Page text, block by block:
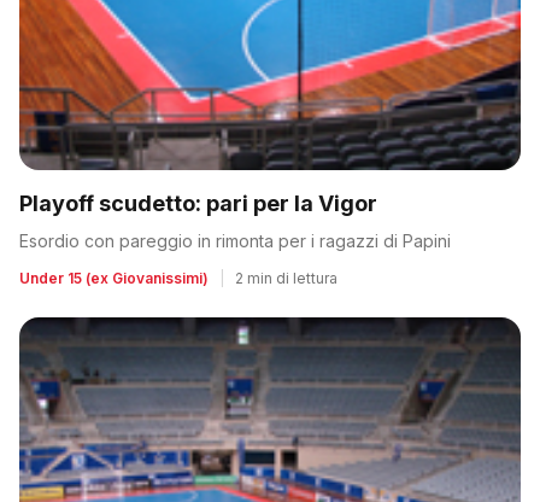
Playoff scudetto: pari per la Vigor
Esordio con pareggio in rimonta per i ragazzi di Papini
Under 15 (ex Giovanissimi) 2 min di lettura